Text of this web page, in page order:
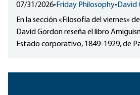
07/31/2026• Friday Philosophy• David
En la sección «Filosofía del viernes»
David Gordon reseña el libro
Estado corporativo, 1849-1929, de